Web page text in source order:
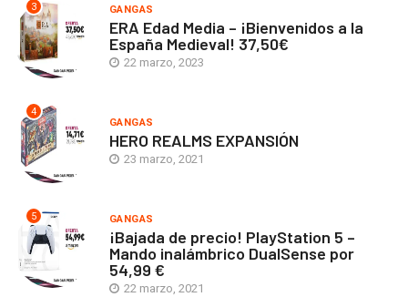
3 GANGAS
ERA Edad Media – ¡Bienvenidos a la
España Medieval! 37,50€
22 marzo, 2023
4
GANGAS
HERO REALMS EXPANSIÓN
23 marzo, 2021
5 GANGAS
¡Bajada de precio! PlayStation 5 –
Mando inalámbrico DualSense por
54,99 €
22 marzo, 2021